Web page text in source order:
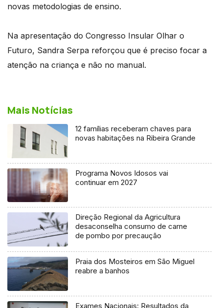
novas metodologias de ensino.
Na apresentação do Congresso Insular Olhar o
Futuro, Sandra Serpa reforçou que é preciso focar a
atenção na criança e não no manual.
Mais Notícias
12 famílias receberam chaves para
novas habitações na Ribeira Grande
Programa Novos Idosos vai
continuar em 2027
Direção Regional da Agricultura
desaconselha consumo de carne
de pombo por precaução
Praia dos Mosteiros em São Miguel
reabre a banhos
Exames Nacionais: Resultados da